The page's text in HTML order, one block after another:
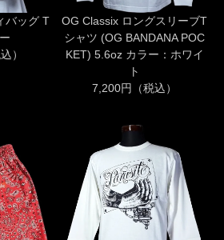
バッグ T
）
OG Classix ロングスリーブT
シャツ (OG BANDANA POC
KET) 5.6oz カラー：ホワイ
ト
7,200円（税込）